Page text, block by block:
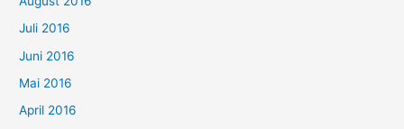
Juli 2016
Juni 2016
Mai 2016
April 2016